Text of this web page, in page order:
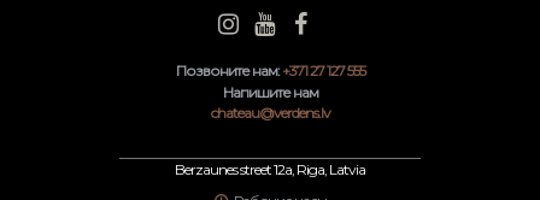
Позвоните нам:+371 27 127 555
Напишите нам
chateau@verdens.lv
Berzaunes street 12a, Riga, Latvia